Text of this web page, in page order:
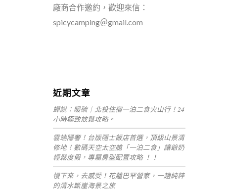
廠商合作邀約，歡迎來信：
spicycamping＠gmail.com
近期文章
蟬說：暖硫｜北投住宿一泊二食火山行！24
小時極致放鬆攻略。
雲端隱奢！台版隱士飯店首選，頂級山景清
修地！數碼天空太空艙「一泊二食」讓爺奶
輕鬆度假，專屬房型配置攻略 ！！
慢下來，去感受！花蓮巴罕營家，一趟純粹
的清水斷崖海景之旅